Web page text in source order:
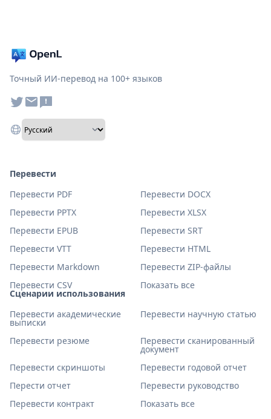
Точный ИИ-перевод на 100+ языков
Сценарии использования
Перевести академические
выписки
Перевести научную статью
Перевести резюме Перевести сканированный
документ
Перевести скриншоты
Перевести годовой отчет
Перести отчет
Перевести руководство
Перевести контракт
Показать все
Перевести
Перевести PDF
Перевести DOCX
Перевести PPTX
Перевести XLSX
Перевести EPUB
Перевести SRT
Перевести VTT
Перевести HTML
Перевести Markdown
Перевести ZIP-файлы
Перевести CSV
Показать все